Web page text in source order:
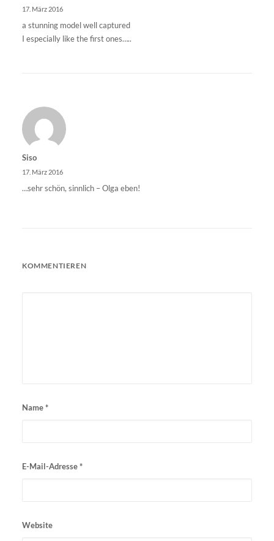
17. März 2016
a stunning model well captured
I especially like the first ones…..
Siso
17. März 2016
…sehr schön, sinnlich – Olga eben!
KOMMENTIEREN
Name*
E-Mail-Adresse*
Website